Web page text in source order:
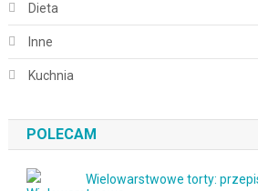
Dieta
Inne
Kuchnia
POLECAM
Wielowarstwowe torty: